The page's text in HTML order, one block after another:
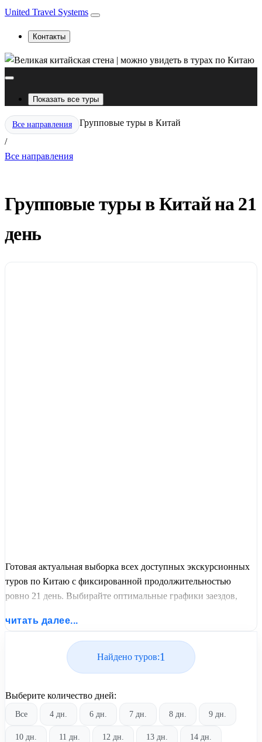
United Travel Systems
Контакты
Показать все туры
Все направления
/
Групповые туры в Китай
Все направления
Групповые туры в Китай на 21
день
Готовая актуальная выборка всех доступных экскурсионных
туров по Китаю с фиксированной продолжительностью
ровно 21 день. Выбирайте оптимальные графики заездов,
отдых по лучшим ценам.
читать далее...
Найдено туров:1
Выберите количество дней:
Все 4 дн. 6 дн. 7 дн. 8 дн. 9 дн.
10 дн. 11 дн. 12 дн. 13 дн. 14 дн.